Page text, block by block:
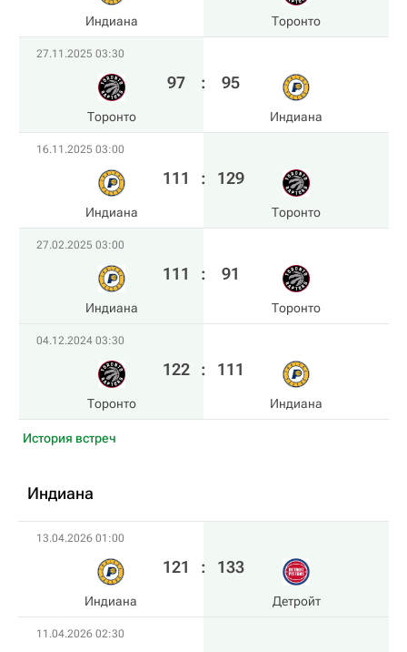
Индиана Торонто
27.11.2025 03:30
Торонто
97 : 95
Индиана
16.11.2025 03:00
Индиана
111 : 129
Торонто
27.02.2025 03:00
Индиана
111 : 91
Торонто
04.12.2024 03:30
Торонто
122 : 111
Индиана
История встреч
Индиана
13.04.2026 01:00
Индиана
121 : 133
Детройт
11.04.2026 02:30